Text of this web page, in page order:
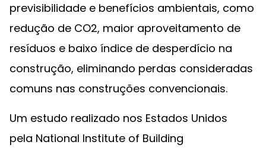
previsibilidade e benefícios ambientais, como
redução de CO2, maior aproveitamento de
resíduos e baixo índice de desperdício na
construção, eliminando perdas consideradas
comuns nas construções convencionais.
Um estudo realizado nos Estados Unidos
pela National Institute of Building